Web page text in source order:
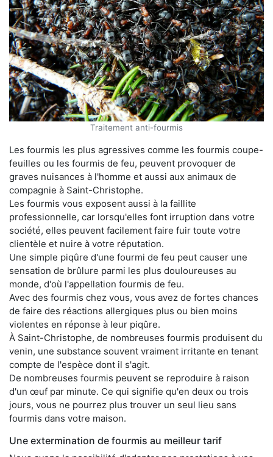
Traitement anti-fourmis
Les fourmis les plus agressives comme les fourmis coupe-
feuilles ou les fourmis de feu, peuvent provoquer de
graves nuisances à l'homme et aussi aux animaux de
compagnie à Saint-Christophe.
Les fourmis vous exposent aussi à la faillite
professionnelle, car lorsqu'elles font irruption dans votre
société, elles peuvent facilement faire fuir toute votre
clientèle et nuire à votre réputation.
Une simple piqûre d'une fourmi de feu peut causer une
sensation de brûlure parmi les plus douloureuses au
monde, d'où l'appellation fourmis de feu.
Avec des fourmis chez vous, vous avez de fortes chances
de faire des réactions allergiques plus ou bien moins
violentes en réponse à leur piqûre.
À Saint-Christophe, de nombreuses fourmis produisent du
venin, une substance souvent vraiment irritante en tenant
compte de l'espèce dont il s'agit.
De nombreuses fourmis peuvent se reproduire à raison
d'un œuf par minute. Ce qui signifie qu'en deux ou trois
jours, vous ne pourrez plus trouver un seul lieu sans
fourmis dans votre maison.
Une extermination de fourmis au meilleur tarif